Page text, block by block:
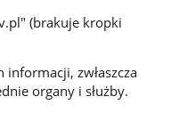
(brakuje kropki
zwłaszcza
organy i służby.